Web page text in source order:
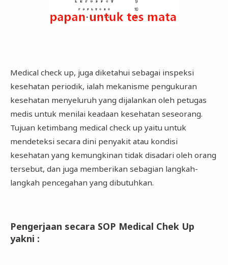
Medical check up, juga diketahui sebagai inspeksi
kesehatan periodik, ialah mekanisme pengukuran
kesehatan menyeluruh yang dijalankan oleh petugas
medis untuk menilai keadaan kesehatan seseorang.
Tujuan ketimbang medical check up yaitu untuk
mendeteksi secara dini penyakit atau kondisi
kesehatan yang kemungkinan tidak disadari oleh orang
tersebut, dan juga memberikan sebagian langkah-
langkah pencegahan yang dibutuhkan.
Pengerjaan secara SOP Medical Chek Up
yakni :